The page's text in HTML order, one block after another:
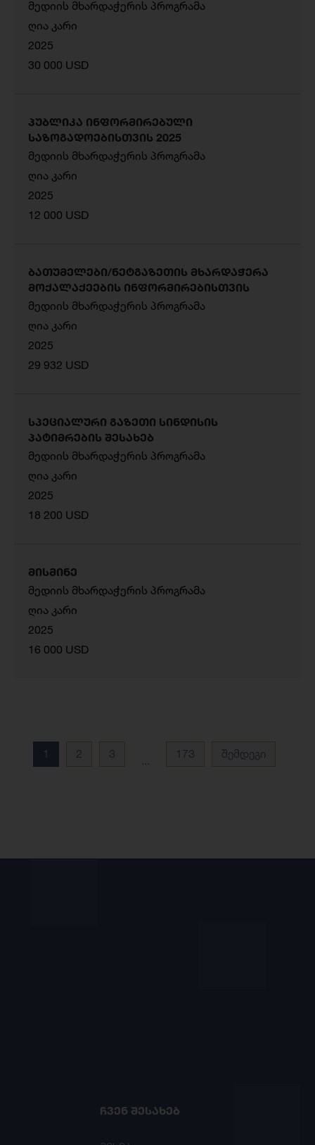
მედიის მხარდაჭერის პროგრამა
ღია კარი
2025
30 000 USD
პუბლიკა ინფორმირებული
საზოგადოებისთვის 2025
მედიის მხარდაჭერის პროგრამა
ღია კარი
2025
12 000 USD
ბათუმელები/ნეტგაზეთის მხარდაჭერა
მოქალაქეების ინფორმირებისთვის
მედიის მხარდაჭერის პროგრამა
ღია კარი
2025
29 932 USD
სპეციალური გაზეთი სინდისის
პატიმრების შესახებ
მედიის მხარდაჭერის პროგრამა
ღია კარი
2025
18 200 USD
მისმინე
მედიის მხარდაჭერის პროგრამა
ღია კარი
2025
16 000 USD
1 2 3
...
173 შემდეგი
ᲩᲕᲔᲜ ᲨᲔᲡᲐᲮᲔᲑ